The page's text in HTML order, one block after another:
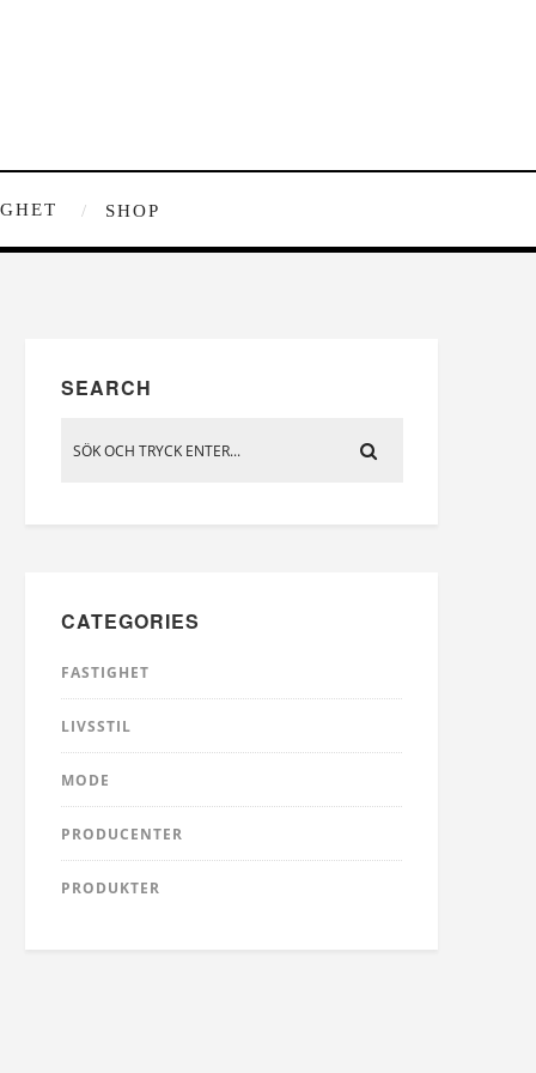
SHOP
SEARCH
CATEGORIES
FASTIGHET
LIVSSTIL
MODE
PRODUCENTER
PRODUKTER